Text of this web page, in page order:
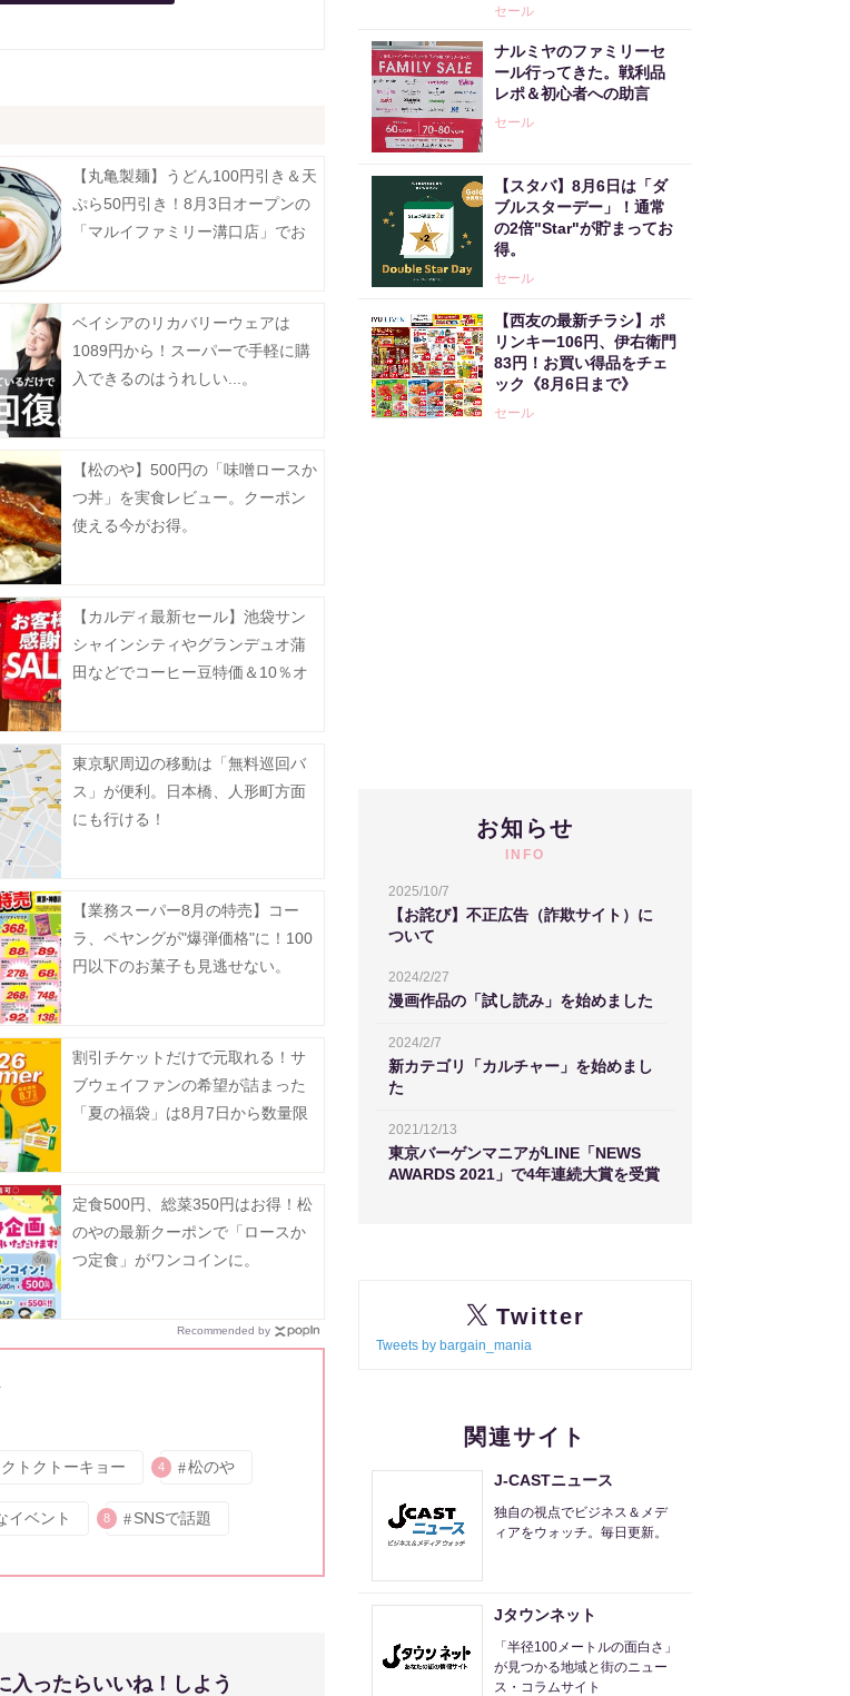
【丸亀製麺】うどん100円引き＆天
ぷら50円引き！8月3日オープンの
「マルイファミリー溝口店」でお
ベイシアのリカバリーウェアは
1089円から！スーパーで手軽に購
入できるのはうれしい...。
【松のや】500円の「味噌ロースか
つ丼」を実食レビュー。クーポン
使える今がお得。
【カルディ最新セール】池袋サン
シャインシティやグランデュオ蒲
田などでコーヒー豆特価＆10％オ
東京駅周辺の移動は「無料巡回バ
ス」が便利。日本橋、人形町方面
にも行ける！
【業務スーパー8月の特売】コー
ラ、ペヤングが"爆弾価格"に！100
円以下のお菓子も見逃せない。
割引チケットだけで元取れる！サ
ブウェイファンの希望が詰まった
「夏の福袋」は8月7日から数量限
定食500円、総菜350円はお得！松
のやの最新クーポンで「ロースか
つ定食」がワンコインに。
Recommended by
クトクトーキョー 4 松のや
イベント 8 SNSで話題
入ったらいいね！しよう
セール
ナルミヤのファミリーセ
ール行ってきた。戦利品
レポ＆初心者への助言
セール
【スタバ】8月6日は「ダ
ブルスターデー」！通常
の2倍"Star"が貯まってお
得。
セール
【西友の最新チラシ】ポ
リンキー106円、伊右衛門
83円！お買い得品をチェ
ック《8月6日まで》
セール
お知らせ
INFO
2025/10/7
【お詫び】不正広告（詐欺サイト）に
ついて
2024/2/27
漫画作品の「試し読み」を始めました
2024/2/7
新カテゴリ「カルチャー」を始めまし
た
2021/12/13
東京バーゲンマニアがLINE「NEWS
AWARDS 2021」で4年連続大賞を受賞
Twitter
Tweets by bargain_mania
関連サイト
J-CASTニュース
独自の視点でビジネス＆メデ
ィアをウォッチ。毎日更新。
Jタウンネット
「半径100メートルの面白さ」
が見つかる地域と街のニュー
ス・コラムサイト